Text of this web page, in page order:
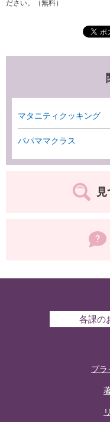
ださい。（無料）
マタニティクッキング
パパママクラス
各課の
プラ